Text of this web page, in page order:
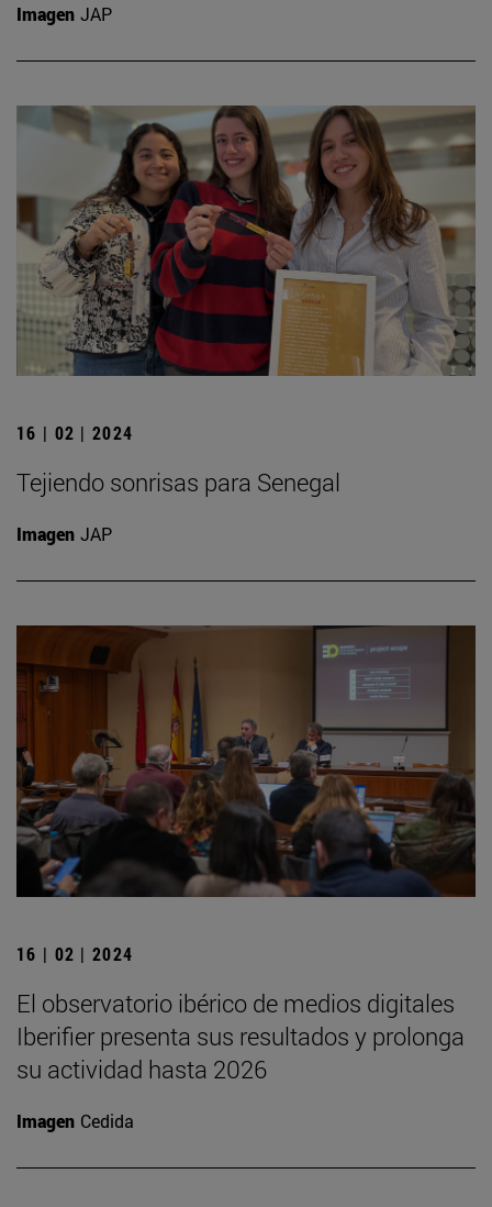
Imagen JAP
16 | 02 | 2024
Tejiendo sonrisas para Senegal
Imagen JAP
16 | 02 | 2024
El observatorio ibérico de medios digitales
Iberifier presenta sus resultados y prolonga
su actividad hasta 2026
Imagen Cedida